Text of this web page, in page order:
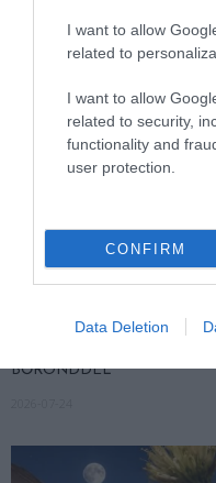
I want to allow
related to
I want to allow
related to security,
functionality and
user protection.
CONFIRM
Data Deletion
2026-07-31
A KLÍMÁVAL: JÖNNEK AZ ÚJ
BŐRÖNDDEL